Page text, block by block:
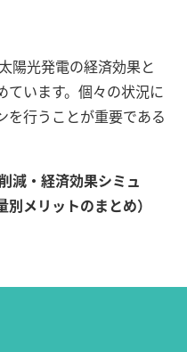
陽光発電の経済効果と
ています。個々の状況に
を行うことが重要である
減・経済効果シミュ
メリットのまとめ）